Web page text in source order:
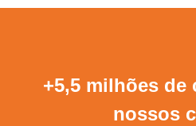
+5,5 milhões de
nossos